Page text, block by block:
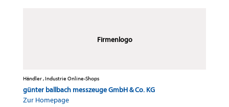
Firmenlogo
Händler , Industrie Online-Shops
günter ballbach messzeuge GmbH & Co. KG
Zur Homepage